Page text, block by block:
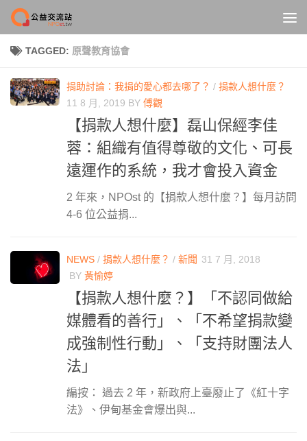
Skip to content
TAGGED: 原聲教育協會
捐助討論：我捐的愛心都去哪了？ / 捐款人想什麼？
11 8 月, 2019 BY 傅觀
【捐款人想什麼】磊山保經李佳
蓉：組織有值得尊敬的文化、可長
遠運作的系統，我才會投入資金
2 年來，NPOst 的【捐款人想什麼？】每月訪問
4-6 位公益捐...
NEWS / 捐款人想什麼？ / 新聞 31 7 月, 2018
BY 黃愉婷
【捐款人想什麼？】「不認同做給
媒體看的善行」、「不希望捐款變
成強制性行動」、「支持財團法人
法」
編按： 過去 2 年，新政府上臺廢止了《紅十字
法》、伊甸基金會爆出與...